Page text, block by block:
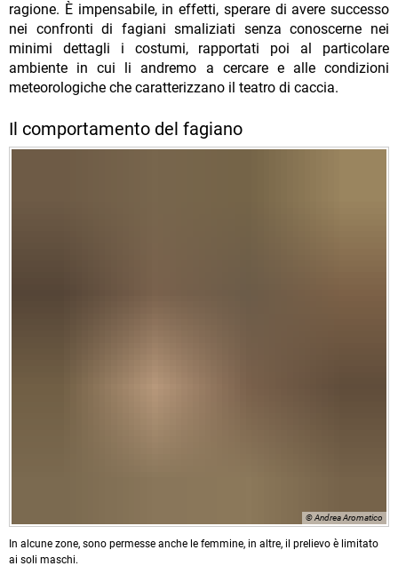
ragione. È impensabile, in effetti, sperare di avere successo
nei confronti di fagiani smaliziati senza conoscerne nei
minimi dettagli i costumi, rapportati poi al particolare
ambiente in cui li andremo a cercare e alle condizioni
meteorologiche che caratterizzano il teatro di caccia.
Il comportamento del fagiano
© Andrea Aromatico
In alcune zone, sono permesse anche le femmine, in altre, il prelievo è limitato
ai soli maschi.